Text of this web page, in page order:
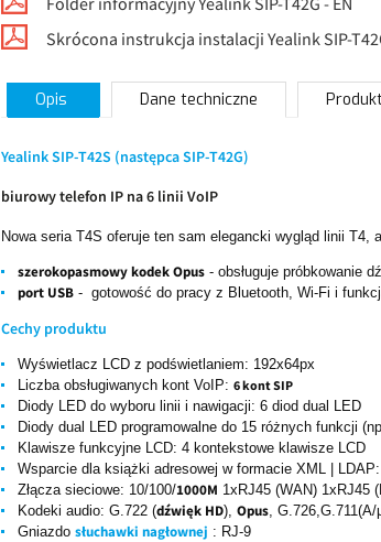
Skrócona instrukcja instalacji Yealink SIP-
Opis Dane techniczne
Yealink SIP-T42S (następca SIP-T42G)
biurowy telefon IP na 6 linii VoIP
Nowa seria T4S oferuje ten sam elegancki wygląd linii
szerokopasmowy kodek Opus - obsługuje próbkowanie
port USB - gotowość do pracy z Bluetooth, Wi-Fi i
Cechy produktu
Wyświetlacz LCD z podświetlaniem: 192x64px
Liczba obsługiwanych kont VoIP: 6 kont SIP
Diody LED do wyboru linii i nawigacji: 6 diod dual LED
Diody dual LED programowalne do 15 różnych funkcji
Klawisze funkcyjne LCD: 4 kontekstowe klawisze LCD
Wsparcie dla książki adresowej w formacie XML | LDAP:
Złącza sieciowe: 10/100/1000M 1xRJ45 (WAN) 1xRJ45
Kodeki audio: G.722 (dźwięk HD), Opus ,
Gniazdo słuchawki nagłownej : RJ-9